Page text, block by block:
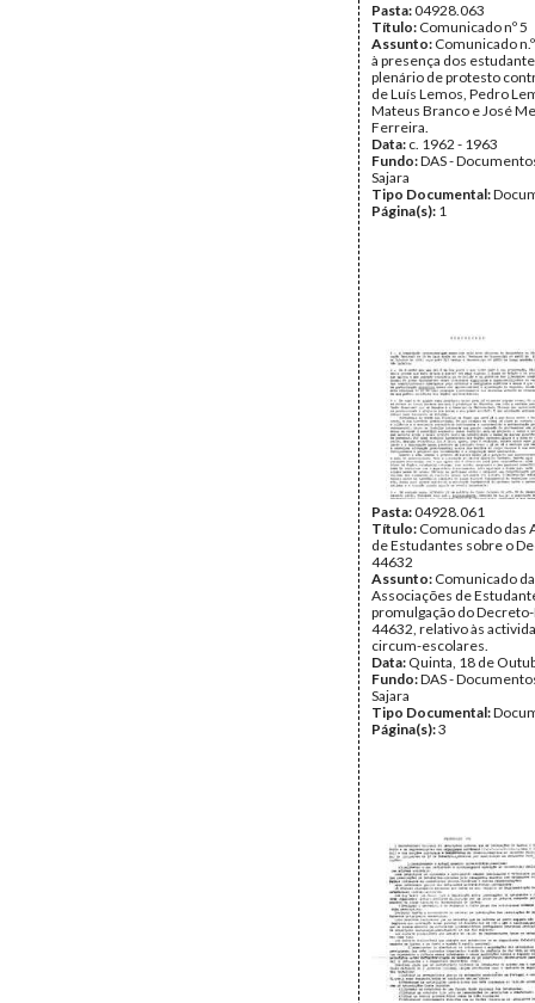
Pasta:04928.063
Título: Comunicado nº 5
Assunto: Comunicado
à presença dos
plenário de protesto
de Luís Lemos, Pedro
Mateus Branco e José
Ferreira.
Data: c. 1962 - 1963
Fundo:DAS -
Sajara
Tipo Documental:
Página(s): 1
Pasta:04928.061
Título: Comunicado das
de Estudantes sobre o
44632
Assunto: Comunicado
Associações de
promulgação do Decreto-
44632, relativo às
circum-escolares.
Data: Quinta, 18 de
Fundo:DAS -
Sajara
Tipo Documental:
Página(s):3